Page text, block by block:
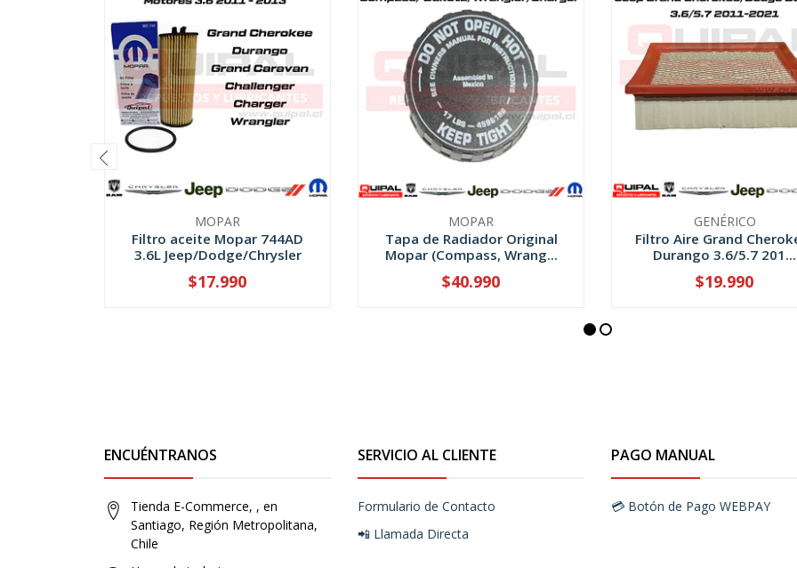
MOPAR
Filtro aceite Mopar 744AD
3.6L Jeep/Dodge/Chrysler
+
$17.990
MOPAR
Tapa de Radiador Original
Mopar (Compass, Wrang...
+
$40.990
GENÉRICO
Filtro Aire Grand
Durango 3.6/5.7 201...
+
$19.990
ENCUÉNTRANOS
Tienda E-Commerce, , en
Santiago, Región Metropolitana,
Chile
SERVICIO AL CLIENTE
Formulario de Contacto
📲 Llamada Directa
PAGO MANUAL
💳 Botón de Pago WEBPAY